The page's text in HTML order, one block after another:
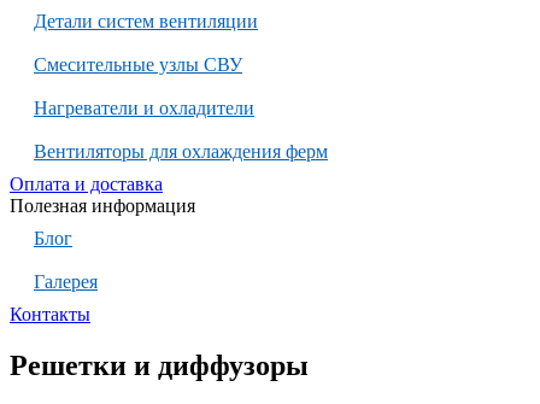
Детали систем вентиляции
Смесительные узлы СВУ
Нагреватели и охладители
Вентиляторы для охлаждения ферм
Оплата и доставка
Полезная информация
Блог
Галерея
Контакты
Решетки и диффузоры